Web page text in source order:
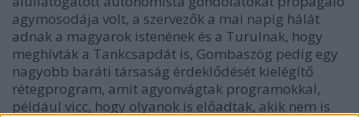
agymosodája volt, a szervezők a mai napig hálát
adnak a magyarok istenének és a Turulnak, hogy
meghívták a Tankcsapdát is, Gombaszög pedig egy
nagyobb baráti társaság érdeklődését kielégítő
rétegprogram, amit agyonvágtak programokkal,
például vicc, hogy olyanok is előadtak, akik nem is